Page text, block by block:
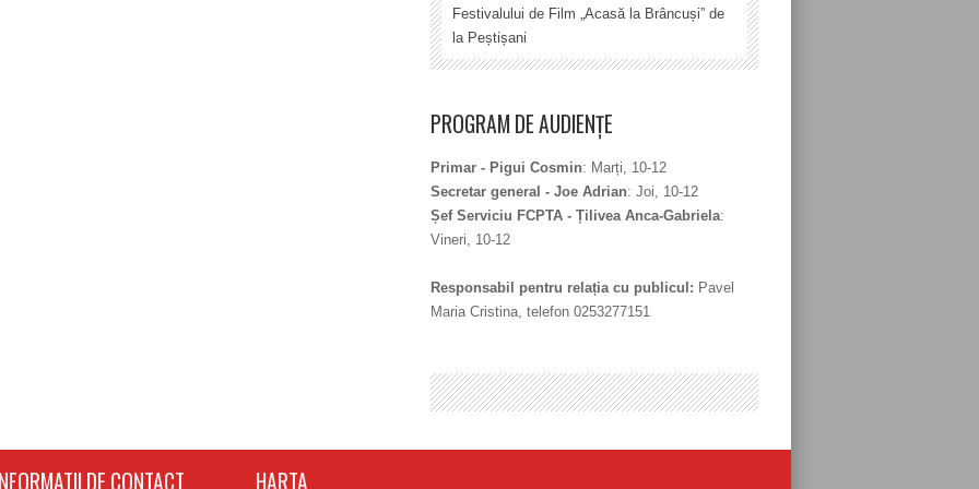
Festivalului de Film „Acasă la Brâncuși” de
la Peștișani
PROGRAM DE AUDIENȚE
Primar - Pigui Cosmin: Marți, 10-12
Secretar general - Joe Adrian: Joi, 10-12
Șef Serviciu FCPTA - Țilivea Anca-Gabriela:
Vineri, 10-12
Responsabil pentru relația cu publicul: Pavel
Maria Cristina, telefon 0253277151
DE CONTACT HARTA